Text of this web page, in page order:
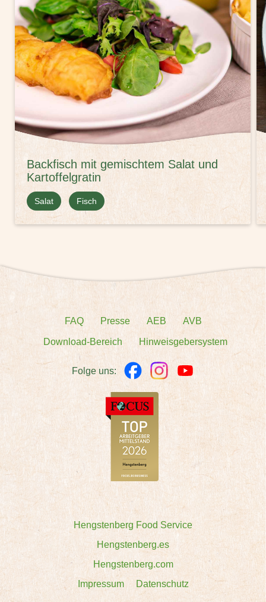
Backfisch mit gemischtem Salat und
Kartoffelgratin
Salat Fisch
FAQ Presse AEB AVB
Download-Bereich Hinweisgebersystem
Folge uns:
Hengstenberg Food Service
Hengstenberg.es
Hengstenberg.com
Impressum
Datenschutz